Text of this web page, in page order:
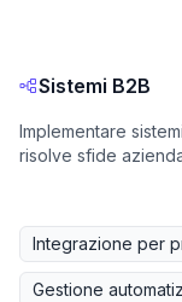
Sistemi B2B
Implementare
risolve sfide
Integrazione per
Gestione